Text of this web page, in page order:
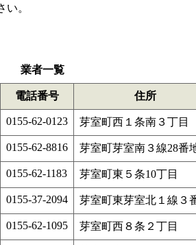
。
業者一覧
電話番号 住所
0155-62-0123 芽室町西１条南３丁目
0155-62-8816 芽室町芽室南３線28番
0155-62-1183 芽室町東５条10丁目
0155-37-2094 芽室町東芽室北１線３
0155-62-1095 芽室町西８条２丁目